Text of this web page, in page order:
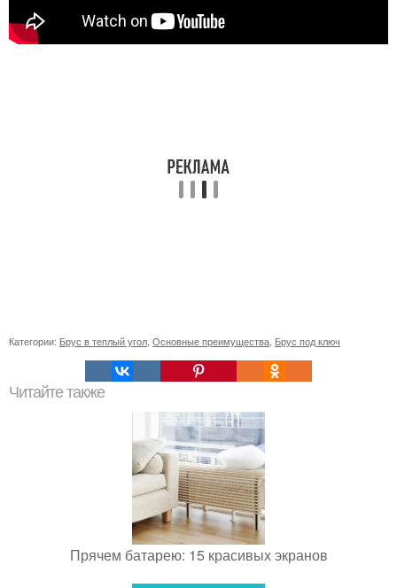
Категории: Брус в теплый угол Основные преимущества Брус под ключ
Читайте также
Прячем батарею: 15 красивых экранов